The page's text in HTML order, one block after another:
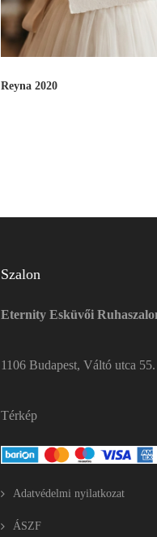
Reyna 2020
Szalon
Eternity Esküvői
1106 Budapest, Váltó utca 55.
Térkép
Adatvédelmi nyilatkozat
ÁSZF